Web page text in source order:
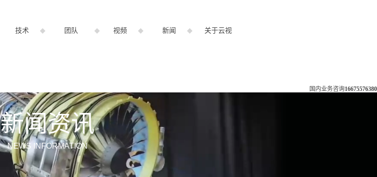
技术 团队 视频 新闻 关于云视
国内业务咨询16675576380
新闻资讯
NEWS INFORMATION